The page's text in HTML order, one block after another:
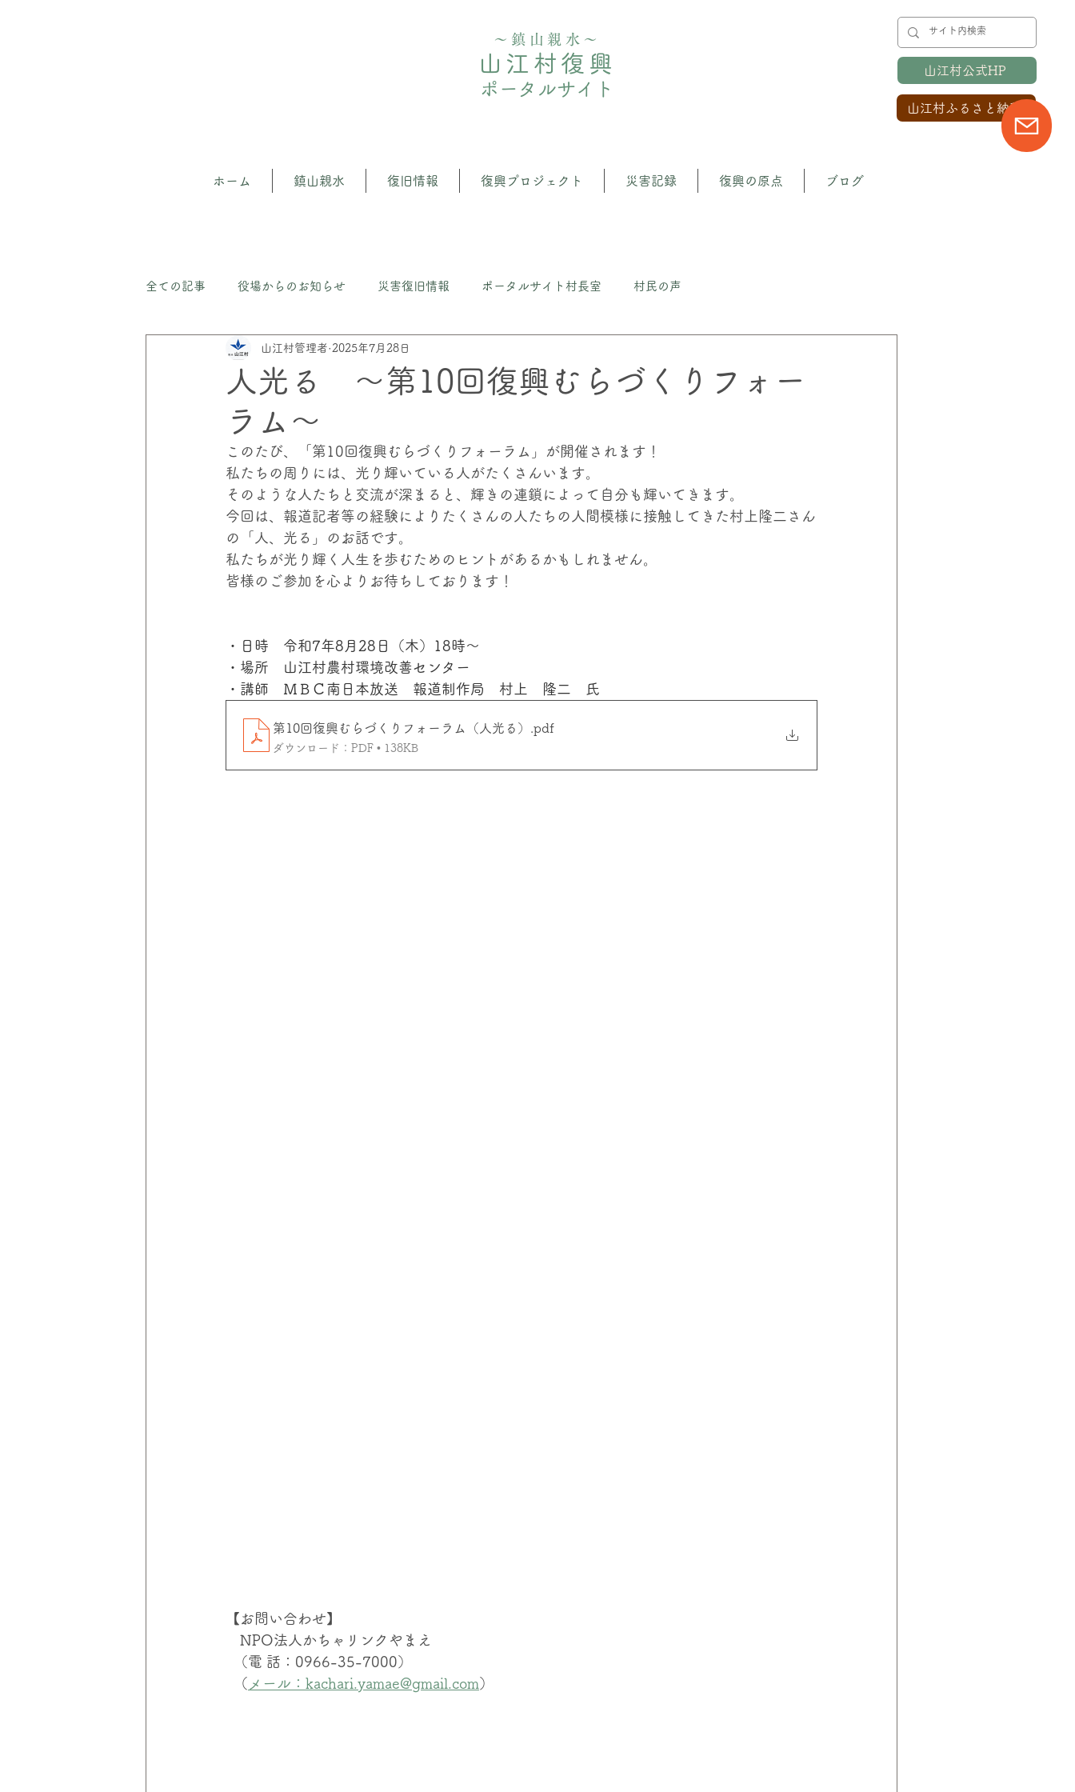
〜鎮山親水〜
山江村復興
ポータルサイト
山江村公式HP
山江村ふるさと納税
ホーム 鎮山親水 復旧情報 復興プロジェクト 災害記録 復興の原点 ブログ
全ての記事 役場からのお知らせ 災害復旧情報 ポータルサイト村長室 村民の声
山江の森（守）人材育成プロジェクト
災害にあわない家づくりプロジェクト
伸和コントロールズ 災害の記憶
人光る ～第10回復興むらづくりフォー
ラム～
山江村管理者 2025年7月28日
このたび、「第10回復興むらづくりフォーラム」が開催されます！
私たちの周りには、光り輝いている人がたくさんいます。
そのような人たちと交流が深まると、輝きの連鎖によって自分も輝いてきます。
今回は、報道記者等の経験によりたくさんの人たちの人間模様に接触してきた村上隆二さん
の「人、光る」のお話です。
私たちが光り輝く人生を歩むためのヒントがあるかもしれません。
皆様のご参加を心よりお待ちしております！
・日時　令和7年8月28日（木）18時〜
・場所　山江村農村環境改善センター
・講師　ＭＢＣ南日本放送　報道制作局　村上　隆二　氏
第10回復興むらづくりフォーラム（人光る） .pdf
ダウンロード：PDF • 138KB
【お問い合わせ】
NPO法人かちゃリンクやまえ
  （電 話：0966-35-7000）
  （
メール：kachari.yamae@gmail.com ）